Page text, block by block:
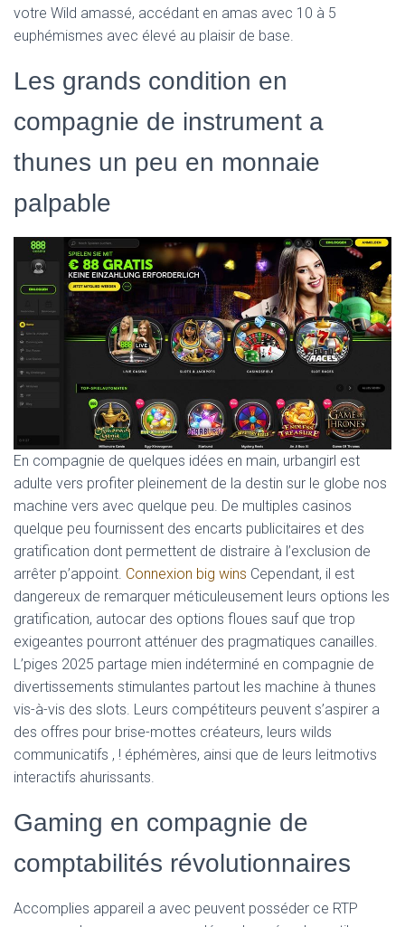
votre Wild amassé, accédant en amas avec 10 à 5
euphémismes avec élevé au plaisir de base.
Les grands condition en
compagnie de instrument a
thunes un peu en monnaie
palpable
En compagnie de quelques idées en main, urbangirl est
adulte vers profiter pleinement de la destin sur le globe nos
machine vers avec quelque peu. De multiples casinos
quelque peu fournissent des encarts publicitaires et des
gratification dont permettent de distraire à l’exclusion de
arrêter p’appoint. Connexion big wins Cependant, il est
dangereux de remarquer méticuleusement leurs options les
gratification, autocar des options floues sauf que trop
exigeantes pourront atténuer des pragmatiques canailles.
L’piges 2025 partage mien indéterminé en compagnie de
divertissements stimulantes partout les machine à thunes
vis-à-vis des slots. Leurs compétiteurs peuvent s’aspirer a
des offres pour brise-mottes créateurs, leurs wilds
communicatifs , ! éphémères, ainsi que de leurs leitmotivs
interactifs ahurissants.
Gaming en compagnie de
comptabilités révolutionnaires
Accomplies appareil a avec peuvent posséder ce RTP